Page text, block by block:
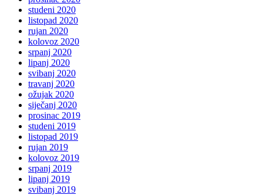
studeni 2020
listopad 2020
rujan 2020
kolovoz 2020
srpanj 2020
lipanj 2020
svibanj 2020
travanj 2020
ožujak 2020
siječanj 2020
prosinac 2019
studeni 2019
listopad 2019
rujan 2019
kolovoz 2019
srpanj 2019
lipanj 2019
svibanj 2019